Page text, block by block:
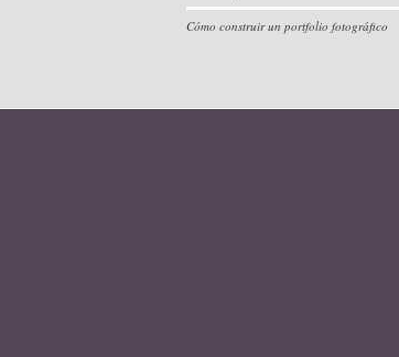
Cómo construir un portfolio fotográfico